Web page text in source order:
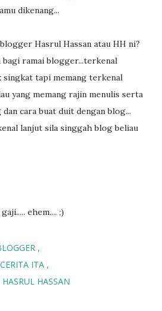
dikenang...
Hasrul Hassan atau HH ni?
bagi ramai blogger...terkenal
singkat tapi memang terkenal
yang memang rajin menulis serta
cara buat duit dengan blog...
lanjut sila singgah blog beliau
ehem.... ;)
CERITA ITA
HASRUL HASSAN